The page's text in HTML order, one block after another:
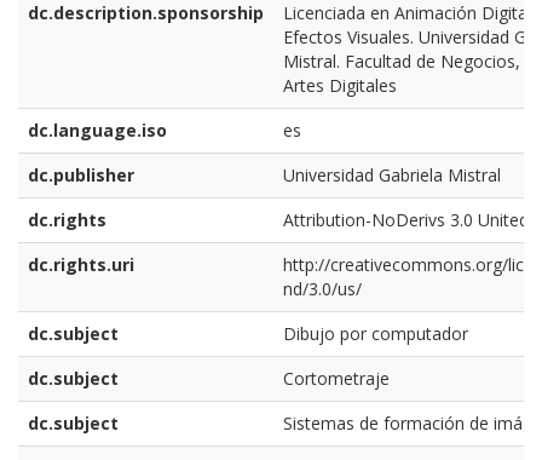
dc.description.sponsorship
Licenciada en Animación Digital
Efectos Visuales. Universidad
Mistral. Facultad de Negocios,
Artes Digitales
dc.language.iso
es
dc.publisher
Universidad Gabriela Mistral
dc.rights
Attribution-NoDerivs 3.0 United
dc.rights.uri
http://creativecommons.org/
nd/3.0/us/
dc.subject
Dibujo por computador
dc.subject
Cortometraje
dc.subject
Sistemas de formación de